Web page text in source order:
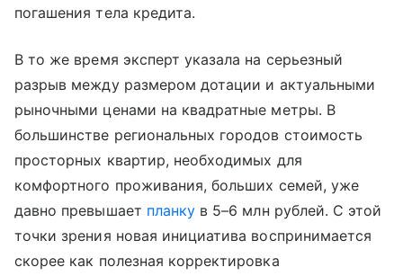
погашения тела кредита.
В то же время эксперт указала на серьезный
разрыв между размером дотации и актуальными
рыночными ценами на квадратные метры. В
большинстве региональных городов стоимость
просторных квартир, необходимых для
комфортного проживания, больших семей, уже
давно превышает планку в 5–6 млн рублей. С этой
точки зрения новая инициатива воспринимается
скорее как полезная корректировка